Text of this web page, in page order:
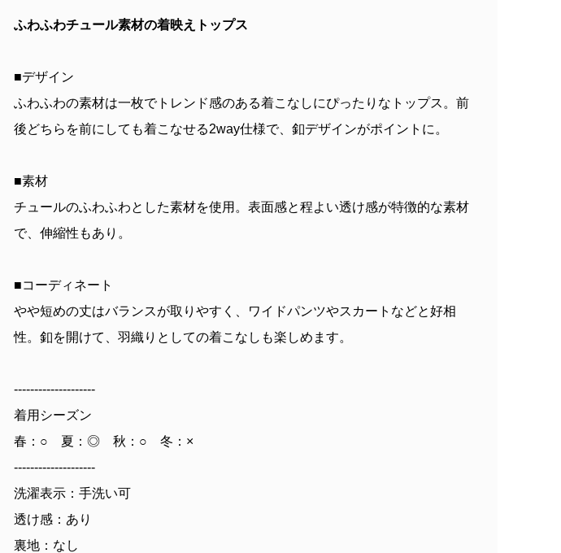
ふわふわチュール素材の着映えトップス
■デザイン
ふわふわの素材は一枚でトレンド感のある着こなしにぴったりなトップス。前
後どちらを前にしても着こなせる2way仕様で、釦デザインがポイントに。
■素材
チュールのふわふわとした素材を使用。表面感と程よい透け感が特徴的な素材
で、伸縮性もあり。
■コーディネート
やや短めの丈はバランスが取りやすく、ワイドパンツやスカートなどと好相
性。釦を開けて、羽織りとしての着こなしも楽しめます。
--------------------
着用シーズン
春：○ 夏：◎ 秋：○ 冬：×
--------------------
洗濯表示：手洗い可
透け感：あり
裏地：なし